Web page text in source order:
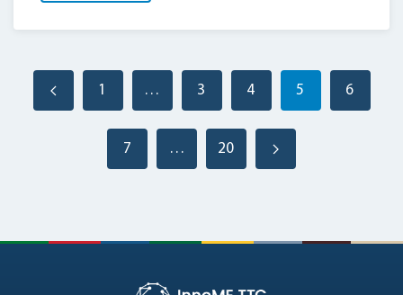
1 … 3 4 5 6
7 … 20